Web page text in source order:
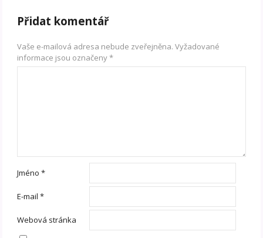
Přidat komentář
Vaše e-mailová adresa nebude zveřejněna. Vyžadované
informace jsou označeny*
Jméno*
E-mail*
Webová stránka